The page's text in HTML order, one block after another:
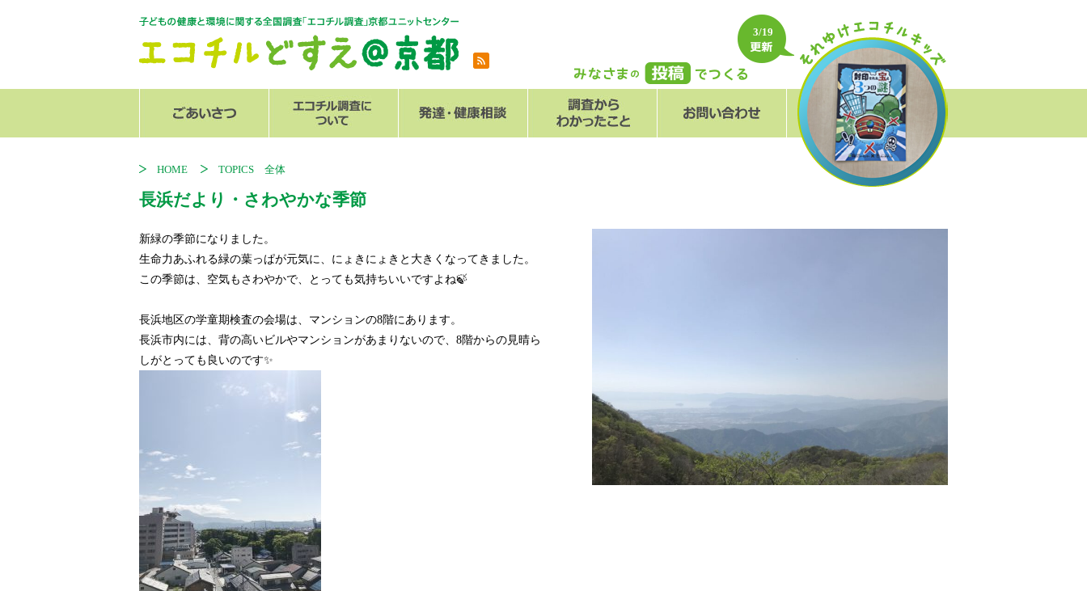
3/19
センター長からのご挨拶
スタッフ紹介
HOME TOPICS 全体
長浜だより・さわやかな季節
新緑の季節になりました。
生命力あふれる緑の葉っぱが元気に、にょきにょきと大きくなってきました。
この季節は、空気もさわやかで、とっても気持ちいいですよね🍃
長浜地区の学童期検査の会場は、マンションの8階にあります。
長浜市内には、背の高いビルやマンションがあまりないので、8階からの見晴ら
しがとっても良いのです✨